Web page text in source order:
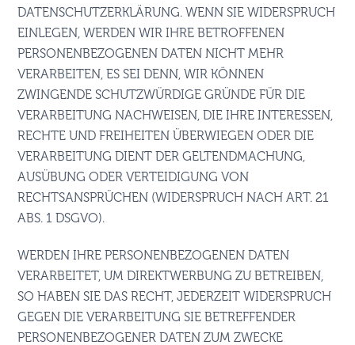
DATENSCHUTZERKLÄRUNG. WENN SIE WIDERSPRUCH
EINLEGEN, WERDEN WIR IHRE BETROFFENEN
PERSONENBEZOGENEN DATEN NICHT MEHR
VERARBEITEN, ES SEI DENN, WIR KÖNNEN
ZWINGENDE SCHUTZWÜRDIGE GRÜNDE FÜR DIE
VERARBEITUNG NACHWEISEN, DIE IHRE INTERESSEN,
RECHTE UND FREIHEITEN ÜBERWIEGEN ODER DIE
VERARBEITUNG DIENT DER GELTENDMACHUNG,
AUSÜBUNG ODER VERTEIDIGUNG VON
RECHTSANSPRÜCHEN (WIDERSPRUCH NACH ART. 21
ABS. 1 DSGVO).
WERDEN IHRE PERSONENBEZOGENEN DATEN
VERARBEITET, UM DIREKTWERBUNG ZU BETREIBEN,
SO HABEN SIE DAS RECHT, JEDERZEIT WIDERSPRUCH
GEGEN DIE VERARBEITUNG SIE BETREFFENDER
PERSONENBEZOGENER DATEN ZUM ZWECKE